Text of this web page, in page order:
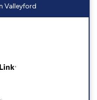
Valleyford